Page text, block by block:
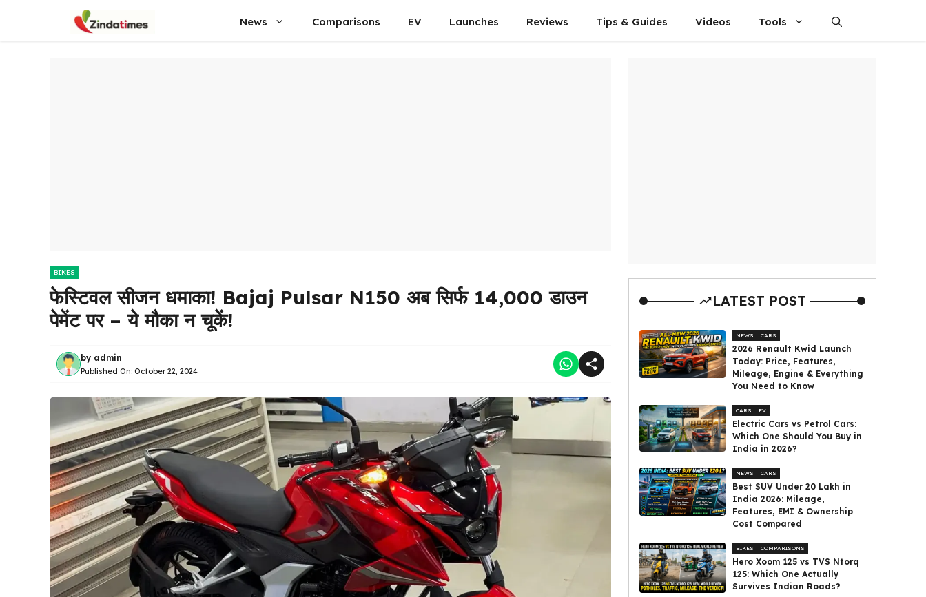
content
News Comparisons EV Launches Reviews Tips & Guides Videos Tools
BIKES
फेस्टिवल सीजन धमाका! Bajaj Pulsar N150 अब सिर्फ ₹14,000 डाउन
पेमेंट पर – ये मौका न चूकें!
by admin
Published On: October 22, 2024
LATEST POST
NEWS CARS
2026 Renault Kwid Launch
Today: Price, Features,
Mileage, Engine & Everything
You Need to Know
CARS EV
Electric Cars vs Petrol Cars:
Which One Should You Buy in
India in 2026?
NEWS CARS
Best SUV Under ₹20 Lakh in
India 2026: Mileage,
Features, EMI & Ownership
Cost Compared
BIKES COMPARISONS
Hero Xoom 125 vs TVS Ntorq
125: Which One Actually
Survives Indian Roads?